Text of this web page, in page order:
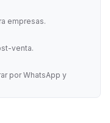
empresas.
venta.
por WhatsApp y